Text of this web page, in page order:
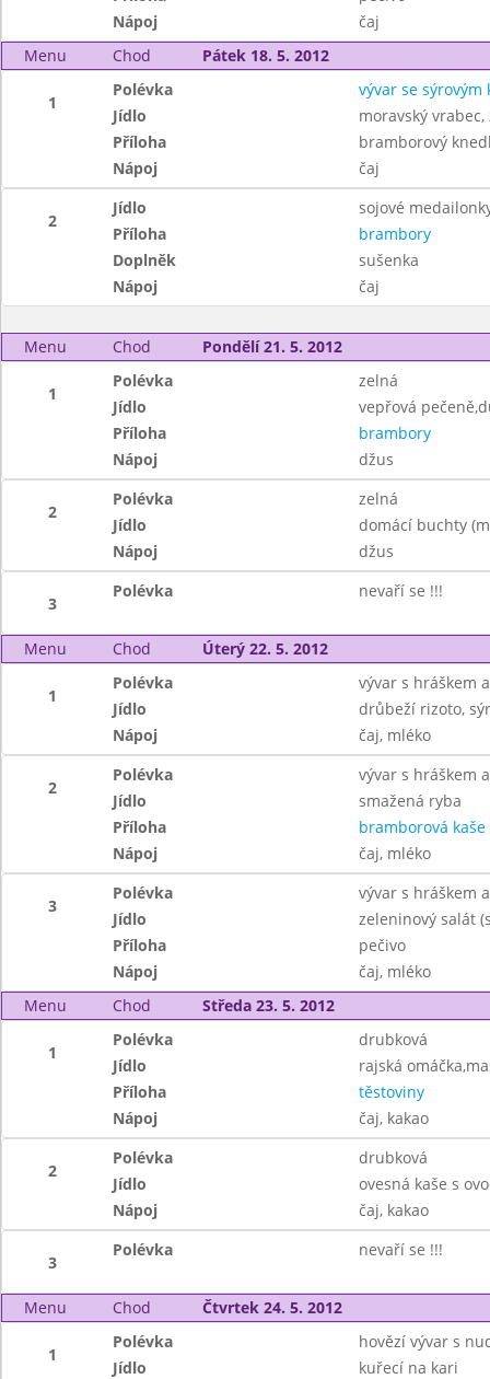
Nápoj
čaj
Menu
Chod Pátek 18. 5. 2012
1
Polévka
vývar se sýrovým
Jídlo
moravský vrabec,
Příloha
bramborový
Nápoj
čaj
2
Jídlo
sojové
Příloha
brambory
Doplněk
sušenka
Nápoj
čaj
Menu Chod Pondělí 21. 5. 2012
1
Polévka
zelná
Jídlo
vepřová
Příloha
brambory
Nápoj
džus
2
Polévka
zelná
Jídlo
domácí buchty
Nápoj
džus
3
Polévka nevaří se !!!
Menu Chod Úterý 22. 5. 2012
1
Polévka
vývar s hráškem
Jídlo
drůbeží rizoto,
Nápoj
čaj, mléko
2
Polévka
vývar s hráškem
Jídlo
smažená ryba
Příloha
bramborová kaše
Nápoj
čaj, mléko
3
Polévka
vývar s hráškem
Jídlo
zeleninový salát
Příloha
pečivo
Nápoj
čaj, mléko
Menu
Chod Středa 23. 5. 2012
1
Polévka
drubková
Jídlo
rajská
Příloha
těstoviny
Nápoj
čaj, kakao
2
Polévka
drubková
Jídlo
ovesná kaše s
Nápoj
čaj, kakao
3
Polévka nevaří se !!!
Menu Chod Čtvrtek 24. 5. 2012
1
Polévka
hovězí vývar s
Jídlo
kuřecí na kari